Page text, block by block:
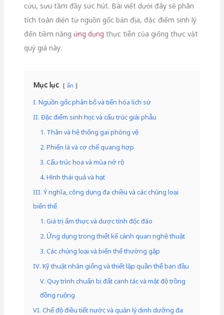
cứu, sưu tầm đầy sức hút. Bài viết dưới đây sẽ phân
tích toàn diện từ nguồn gốc bản địa, đặc điểm sinh lý
đến tiềm năng ứng dụng thực tiễn của giống thực vật
quý giá này.
Mục lục ẩn
I. Nguồn gốc phân bố và tiến hóa lịch sử
II. Đặc điểm sinh học và cấu trúc giải phẫu
1. Thân và hệ thống gai phòng vệ
2. Phiến lá và cơ chế quang hợp
3. Cấu trúc hoa và mùa nở rộ
4. Hình thái quả và hạt
III. Ý nghĩa, công dụng đa chiều và các chủng loại
biến thể
1. Giá trị ẩm thực và dược tính độc đáo
2. Ứng dụng trong thiết kế cảnh quan nghệ thuật
3. Các chủng loại và biến thể thường gặp
IV. Kỹ thuật nhân giống và thiết lập quần thể ban đầu
V. Quy trình chuẩn bị đất canh tác và mật độ trồng
đồng ruộng
VI. Chế độ điều tiết nước và quản lý dinh dưỡng đa